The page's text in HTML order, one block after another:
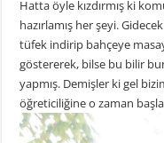
Hatta öyle kızdırmış ki
hazırlamış her şeyi.
tüfek indirip bahçeye
göstererek, bilse bu bilir
yapmış. Demişler ki gel
öğreticiliğine o zaman